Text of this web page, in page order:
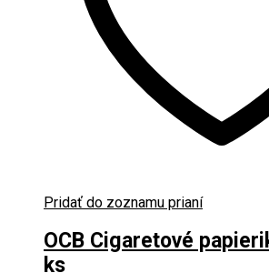
Pridať do zoznamu prianí
OCB Cigaretové
ks